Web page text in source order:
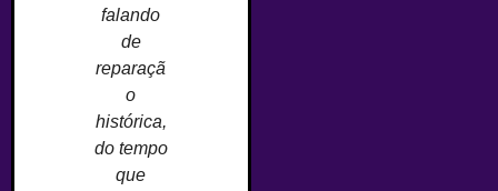
falando
de
reparaçã
o
histórica,
do tempo
que